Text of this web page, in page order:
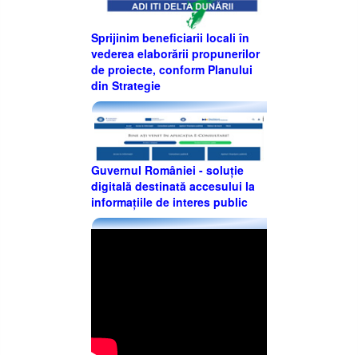
Sprijinim beneficiarii locali în
vederea elaborării propunerilor
de proiecte, conform Planului
din Strategie
Guvernul României - soluție
digitală destinată accesului la
informațiile de interes public